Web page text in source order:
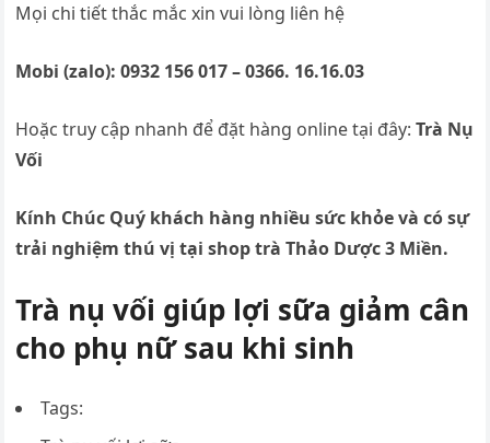
Mọi chi tiết thắc mắc xin vui lòng liên hệ
Mobi (zalo): 0932 156 017 – 0366. 16.16.03
Hoặc truy cập nhanh để đặt hàng online tại đây:Trà Nụ
Vối
Kính Chúc Quý khách hàng nhiều sức khỏe và có sự
trải nghiệm thú vị tại shop trà Thảo Dược 3 Miền.
Trà nụ vối giúp lợi sữa giảm cân
cho phụ nữ sau khi sinh
Tags: